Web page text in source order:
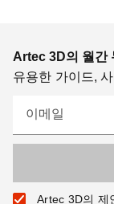
Artec 3D의 월간
유용한 가이드,
이메일
Artec 3D의 제